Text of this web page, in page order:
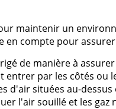
maintenir un
en compte pour
de manière à
par les côtés ou
d'air situées au-dessus
l'air souillé et les gaz